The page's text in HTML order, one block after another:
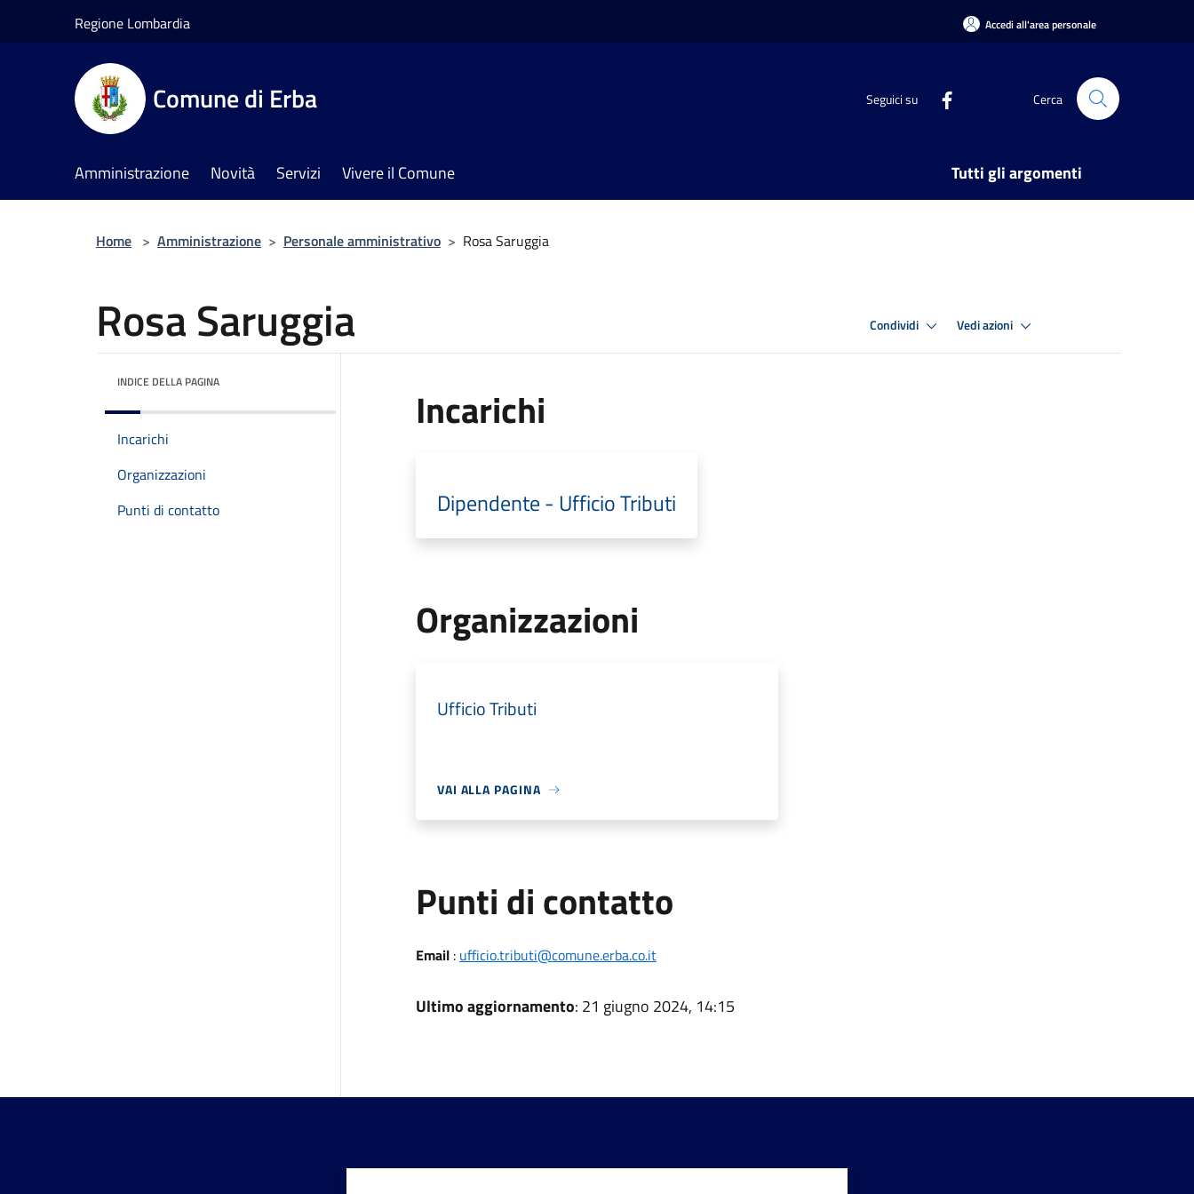
Regione Lombardia Accedi all'area personale
Comune di Erba Seguici su Cerca
Amministrazione Novità Servizi Vivere il Comune Tutti gli argomenti
Home > Amministrazione > Personale amministrativo > Rosa Saruggia
Rosa Saruggia Condividi Vedi azioni
INDICE DELLA PAGINA
Incarichi
Organizzazioni
Punti di contatto
Incarichi
Dipendente - Ufficio Tributi
Organizzazioni
Ufficio Tributi
VAI ALLA PAGINA
Punti di contatto
Email: ufficio.tributi@comune.erba.co.it
Ultimo aggiornamento: 21 giugno 2024, 14:15